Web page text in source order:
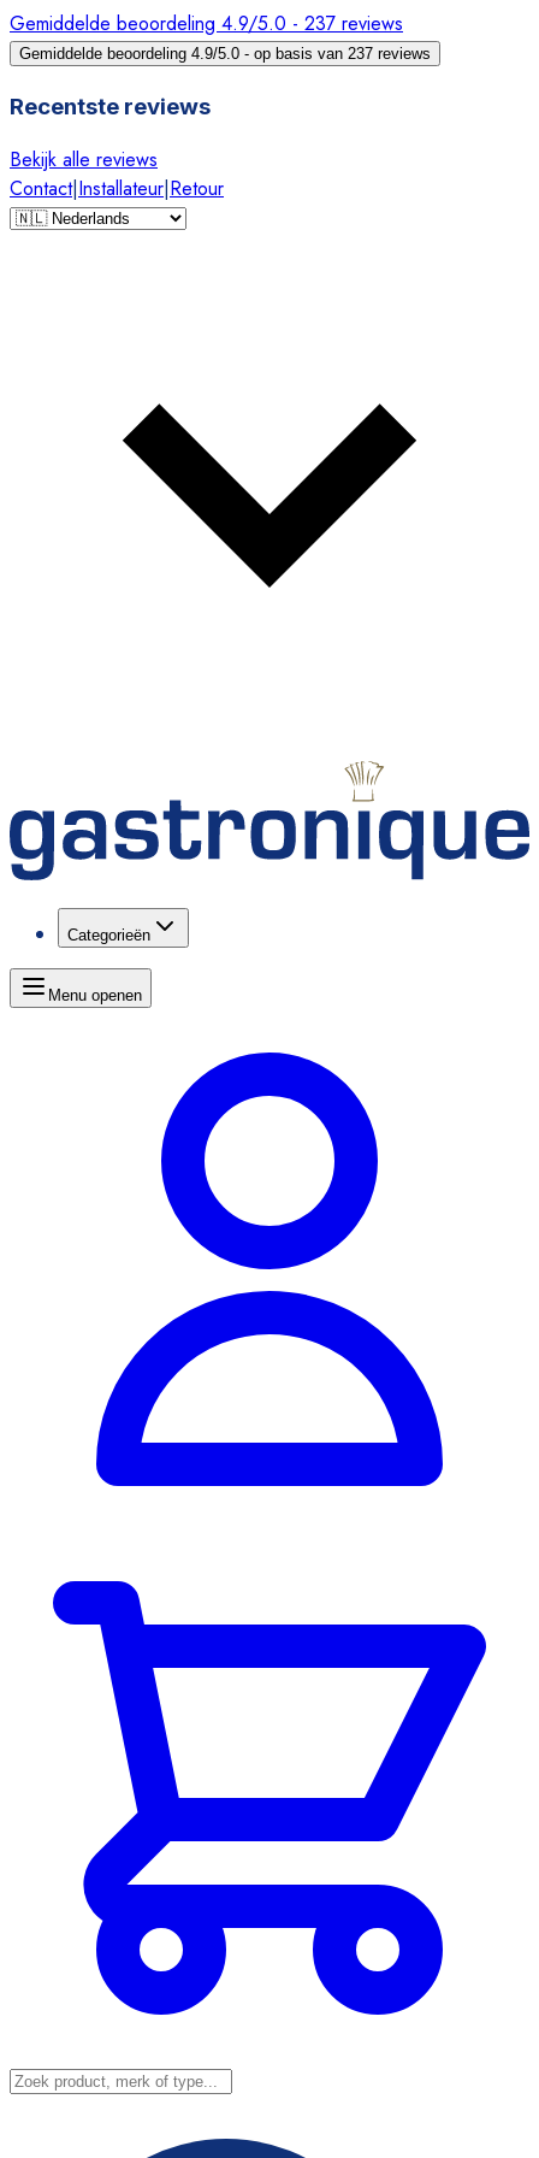
Gemiddelde beoordeling 4.9/5.0 - 237 reviews
Gemiddelde beoordeling 4.9/5.0 - op basis van 237 reviews
Recentste reviews
Bekijk alle reviews
Contact|Installateur|Retour
Categorieën
Menu openen